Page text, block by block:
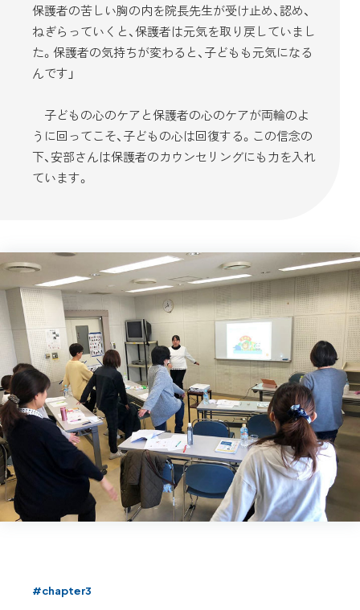
保護者の苦しい胸の内を院長先生が受け止め、認め、
ねぎらっていくと、保護者は元気を取り戻していまし
た。保護者の気持ちが変わると、子どもも元気になる
んです」
子どもの心のケアと保護者の心のケアが両輪のよ
うに回ってこそ、子どもの心は回復する。この信念の
下、安部さんは保護者のカウンセリングにも力を入れ
ています。
#chapter3